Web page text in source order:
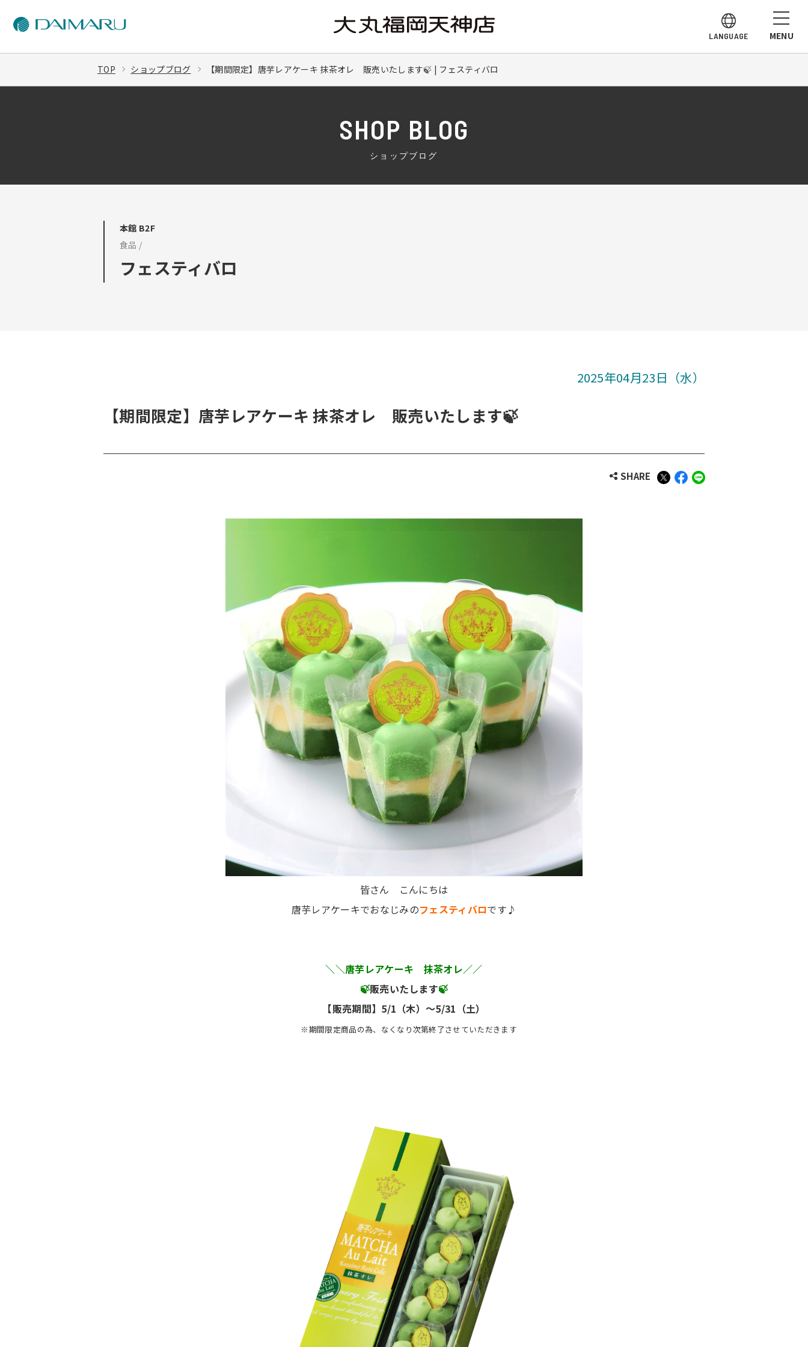
LANGUAGE MENU
TOP ショップブログ 【期間限定】唐芋レアケーキ 抹茶オレ 販売いたします🍃 | フェスティバロ
SHOP BLOG
ショップブログ
本館 B2F
食品 /
フェスティバロ
2025年04月23日（水）
【期間限定】唐芋レアケーキ 抹茶オレ 販売いたします🍃
SHARE
皆さん こんにちは
唐芋レアケーキでおなじみのフェスティバロです♪
＼＼唐芋レアケーキ 抹茶オレ／／
🍃販売いたします🍃
【販売期間】5/1（木）～5/31（土）
※期間限定商品の為、なくなり次第終了させていただきます